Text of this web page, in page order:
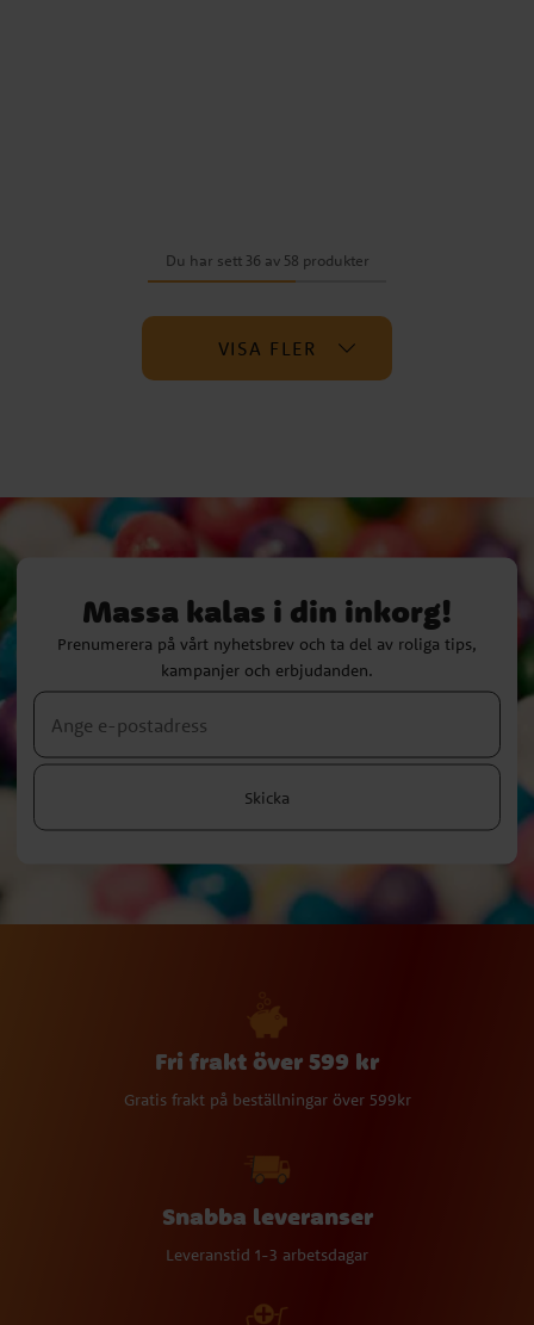
Du har sett 36 av 58 produkter
VISA FLER
Massa kalas i din inkorg!
Prenumerera på vårt nyhetsbrev och ta del av roliga tips,
kampanjer och erbjudanden.
Skicka
Fri frakt över 599 kr
Gratis frakt på beställningar över 599kr
Snabba leveranser
Leveranstid 1-3 arbetsdagar